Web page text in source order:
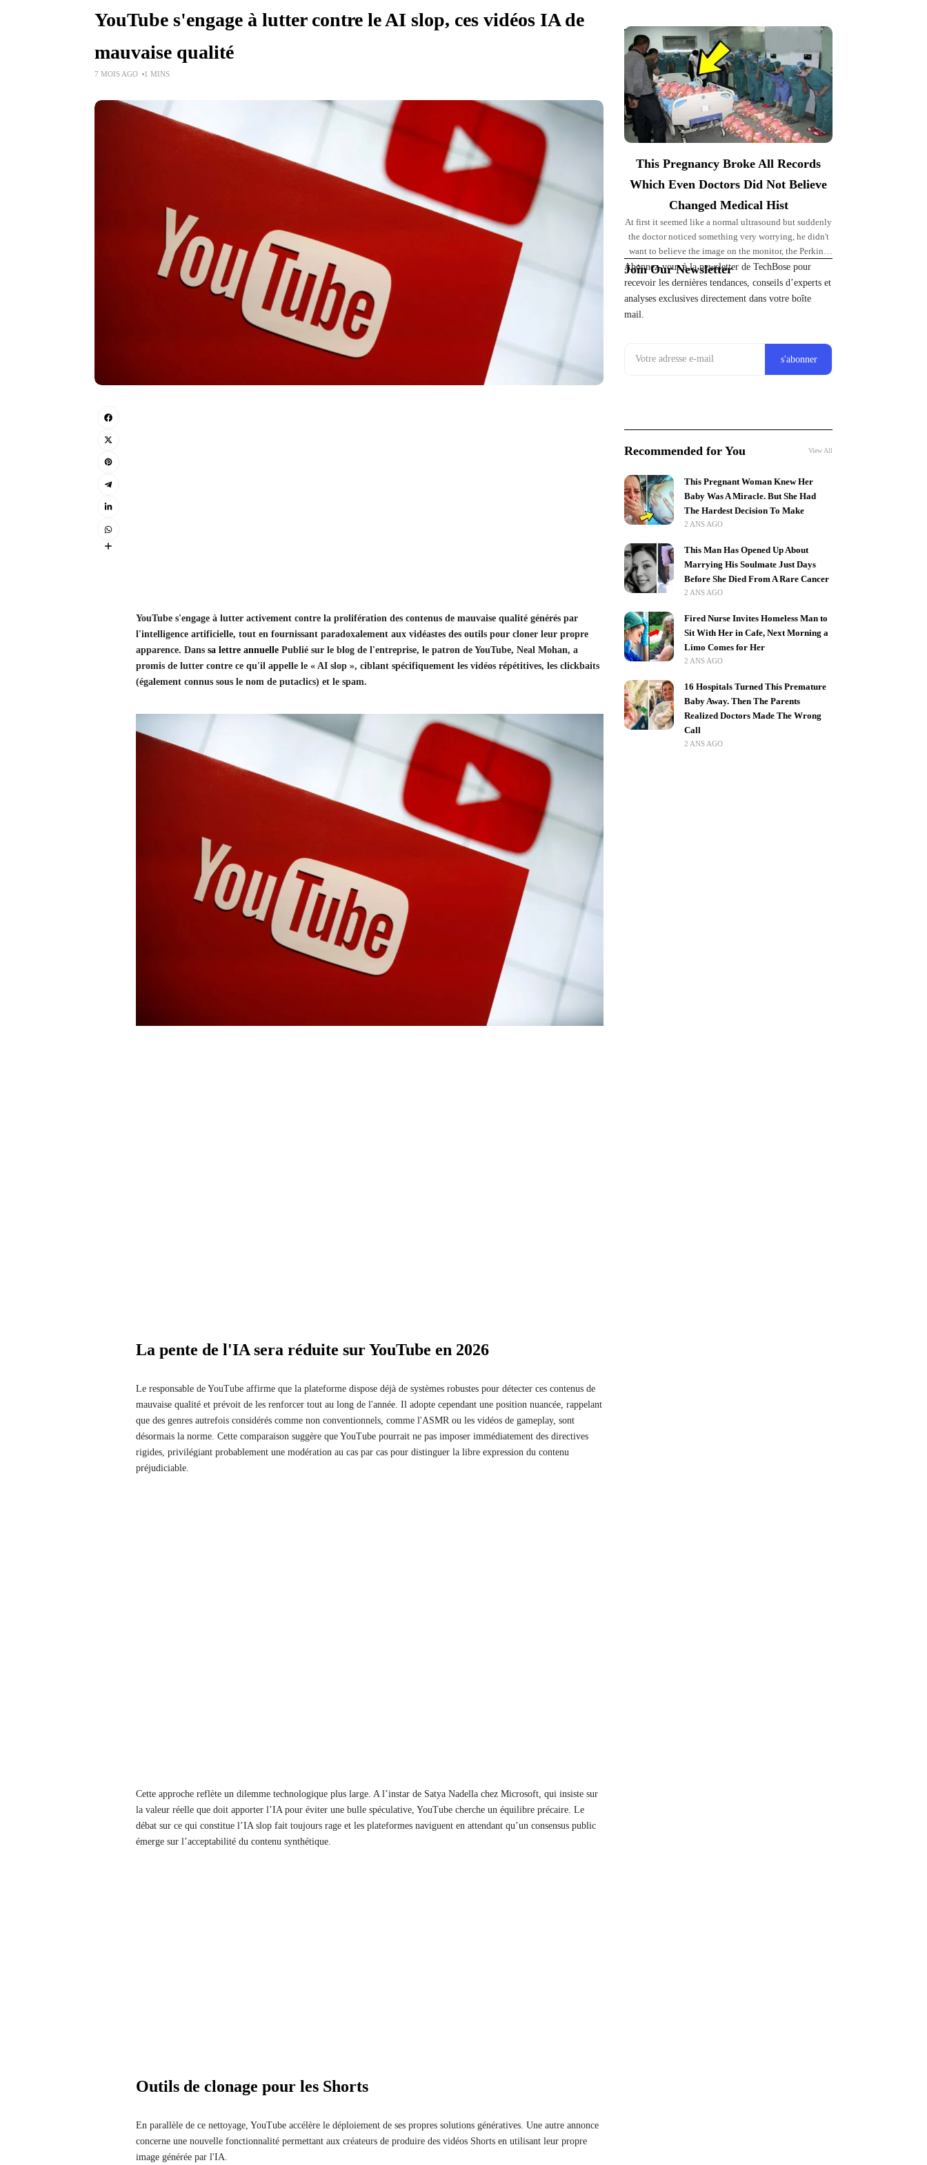
YouTube s'engage à lutter contre le AI slop, ces vidéos IA de
mauvaise qualité
7 MOIS AGO 1 MINS
YouTube s'engage à lutter activement contre la prolifération des contenus de mauvaise qualité générés par
l'intelligence artificielle, tout en fournissant paradoxalement aux vidéastes des outils pour cloner leur propre
apparence. Dans sa lettre annuelle Publié sur le blog de l'entreprise, le patron de YouTube, Neal Mohan, a
promis de lutter contre ce qu'il appelle le « AI slop », ciblant spécifiquement les vidéos répétitives, les clickbaits
(également connus sous le nom de putaclics) et le spam.
La pente de l'IA sera réduite sur YouTube en 2026
Le responsable de YouTube affirme que la plateforme dispose déjà de systèmes robustes pour détecter ces contenus de
mauvaise qualité et prévoit de les renforcer tout au long de l'année. Il adopte cependant une position nuancée, rappelant
que des genres autrefois considérés comme non conventionnels, comme l'ASMR ou les vidéos de gameplay, sont
désormais la norme. Cette comparaison suggère que YouTube pourrait ne pas imposer immédiatement des directives
rigides, privilégiant probablement une modération au cas par cas pour distinguer la libre expression du contenu
préjudiciable.
Cette approche reflète un dilemme technologique plus large. A l’instar de Satya Nadella chez Microsoft, qui insiste sur
la valeur réelle que doit apporter l’IA pour éviter une bulle spéculative, YouTube cherche un équilibre précaire. Le
débat sur ce qui constitue l’IA slop fait toujours rage et les plateformes naviguent en attendant qu’un consensus public
émerge sur l’acceptabilité du contenu synthétique.
Outils de clonage pour les Shorts
En parallèle de ce nettoyage, YouTube accélère le déploiement de ses propres solutions génératives. Une autre annonce
concerne une nouvelle fonctionnalité permettant aux créateurs de produire des vidéos Shorts en utilisant leur propre
image générée par l'IA.
Top Picks for You
This Pregnancy Broke All Records
Which Even Doctors Did Not Believe
Changed Medical Hist
At first it seemed like a normal ultrasound but suddenly
the doctor noticed something very worrying, he didn't
want to believe the image on the monitor, the Perkins'
pregnancy took
Join Our Newsletter
Abonnez-vous à la newsletter de TechBose pour
recevoir les dernières tendances, conseils d’experts et
analyses exclusives directement dans votre boîte
mail.
Recommended for You View All
This Pregnant Woman Knew Her
Baby Was A Miracle. But She Had
The Hardest Decision To Make
2 ANS AGO
This Man Has Opened Up About
Marrying His Soulmate Just Days
Before She Died From A Rare Cancer
2 ANS AGO
Fired Nurse Invites Homeless Man to
Sit With Her in Cafe, Next Morning a
Limo Comes for Her
2 ANS AGO
16 Hospitals Turned This Premature
Baby Away. Then The Parents
Realized Doctors Made The Wrong
Call
2 ANS AGO